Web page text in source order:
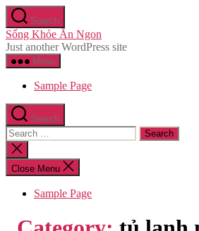
Skip
to
the
content
Search
Sống Khỏe Ăn Ngon
Just another WordPress site
Menu
Sample Page
Search
Search
for:
Close
search
Close Menu
Sample Page